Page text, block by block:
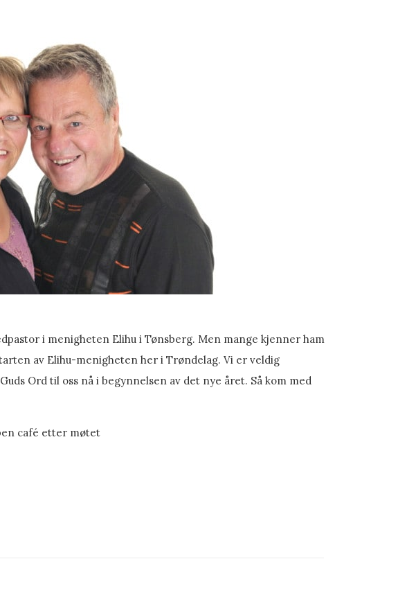
i menigheten Elihu i Tønsberg. Men mange kjenner ham
av Elihu-menigheten her i Trøndelag. Vi er veldig
Ord til oss nå i begynnelsen av det nye året. Så kom med
café etter møtet